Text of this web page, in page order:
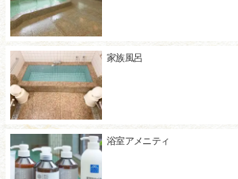
家族風呂
浴室アメニティ